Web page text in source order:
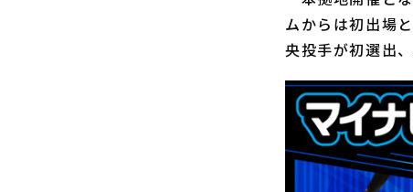
ムからは初出場
央投手が初選出